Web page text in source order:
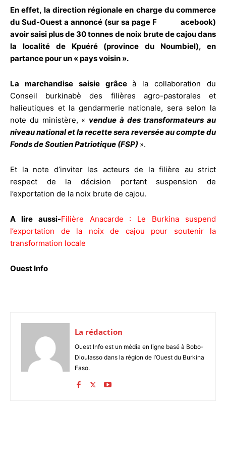
En effet, la direction régionale en charge du commerce
du Sud-Ouest a annoncé (sur sa page F acebook)
avoir saisi plus de 30 tonnes de noix brute de cajou dans
la localité de Kpuéré (province du Noumbiel), en
partance pour un « pays voisin ».
La marchandise saisie grâceà la collaboration du
Conseil burkinabè des filières agro-pastorales et
halieutiques et la gendarmerie nationale, sera selon la
note du ministère, « vendue à des transformateurs au
niveau national et la recette sera reversée au compte du
Fonds de Soutien Patriotique (FSP) ».
Et la note d’inviter les acteurs de la filière au strict
respect de la décision portant suspension de
l’exportation de la noix brute de cajou.
A lire aussi-Filière Anacarde : Le Burkina suspend
l’exportation de la noix de cajou pour soutenir la
transformation locale
Ouest Info
La rédaction
Ouest Info est un média en ligne basé à Bobo-
Dioulasso dans la région de l’Ouest du Burkina
Faso.